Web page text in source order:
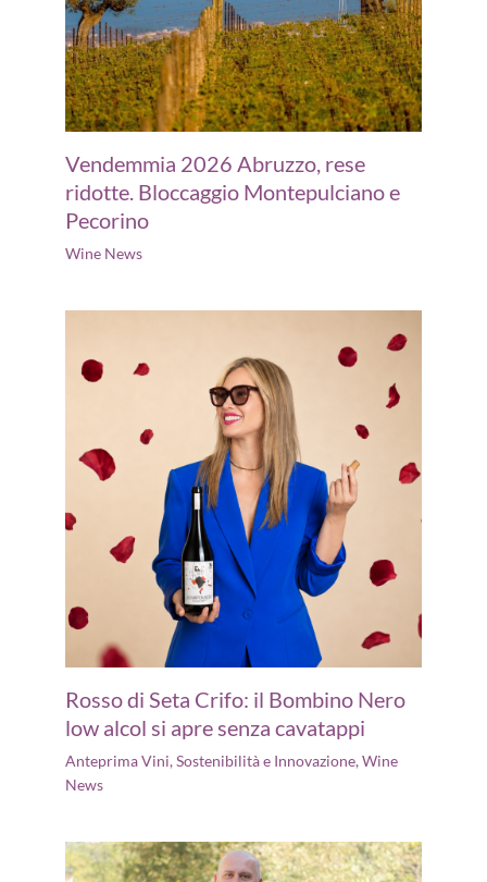
Vendemmia 2026 Abruzzo, rese
ridotte. Bloccaggio Montepulciano e
Pecorino
Wine News
Rosso di Seta Crifo: il Bombino Nero
low alcol si apre senza cavatappi
Anteprima Vini,Sostenibilità e Innovazione,Wine
News